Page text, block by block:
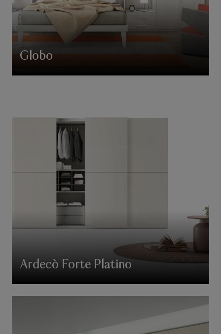
Globo
Ardecò Forte Platino